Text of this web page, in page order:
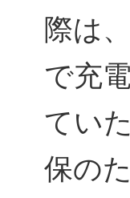
際は
で充
てい
保の